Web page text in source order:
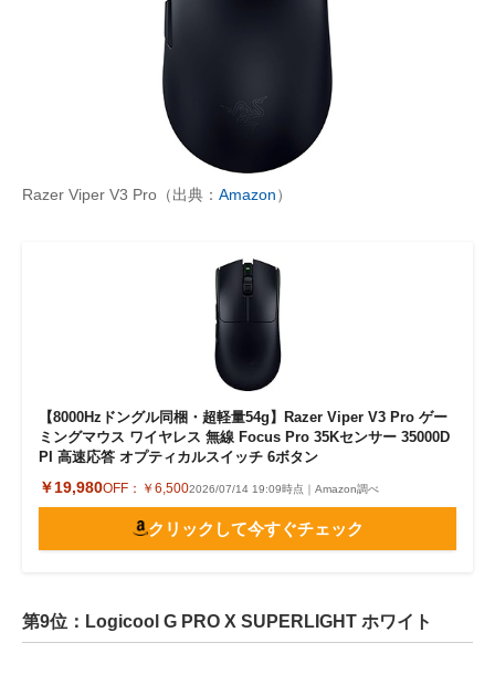
Razer Viper V3 Pro（出典： Amazon）
【8000Hzドングル同梱・超軽量54g】Razer Viper V3 Pro ゲー
ミングマウス ワイヤレス 無線 Focus Pro 35Kセンサー 35000D
PI 高速応答 オプティカルスイッチ 6ボタン
￥19,980OFF： ￥6,5002026/07/14 19:09時点｜Amazon調べ
クリックして今すぐチェック
第9位：Logicool G PRO X SUPERLIGHT ホワイト